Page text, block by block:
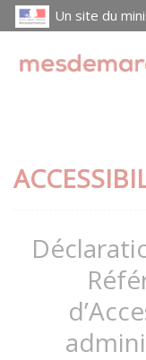
Un site du